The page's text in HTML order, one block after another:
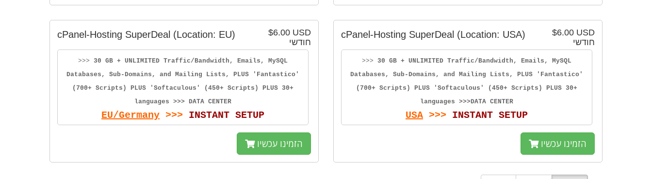
$6.00 USD
חודשי
cPanel-Hosting SuperDeal (Location: EU)
>>> 30 GB + UNLIMITED Traffic/Bandwidth, Emails, MySQL
Databases, Sub-Domains, and Mailing Lists, PLUS 'Fantastico'
(700+ Scripts) PLUS 'Softaculous' (450+ Scripts) PLUS 30+
languages >>> DATA CENTER
EU/Germany >>> INSTANT SETUP
הזמינו עכשיו
$6.00 USD
חודשי
cPanel-Hosting SuperDeal (Location: USA)
>>> 30 GB + UNLIMITED Traffic/Bandwidth, Emails, MySQL
Databases, Sub-Domains, and Mailing Lists, PLUS 'Fantastico'
(700+ Scripts) PLUS 'Softaculous' (450+ Scripts) PLUS 30+
languages >>>DATA CENTER
USA >>> INSTANT SETUP
הזמינו עכשיו